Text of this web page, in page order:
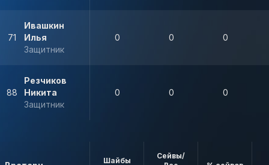
71
Ивашкин
Илья
Защитник
0 0 0
88
Резчиков
Никита
Защитник
0 0 0
Шайбы
Сейвы/